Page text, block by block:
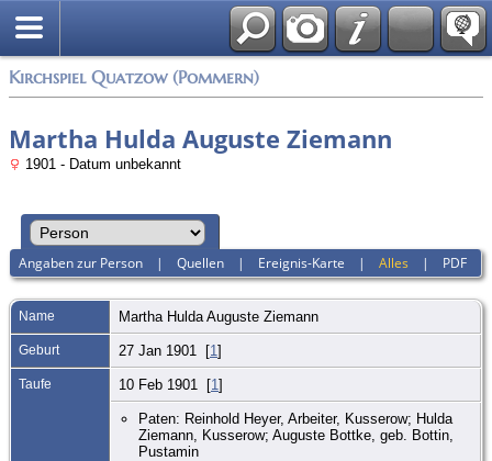
Kirchspiel Quatzow (Pommern)
Martha Hulda Auguste Ziemann
1901 - Datum unbekannt
Angaben zur Person |Quellen | Ereignis-Karte |Alles | PDF
Name Martha Hulda Auguste Ziemann
Geburt 27 Jan 1901 [1]
Taufe 10 Feb 1901 [1]
Paten: Reinhold Heyer, Arbeiter, Kusserow; Hulda
Ziemann, Kusserow; Auguste Bottke, geb. Bottin,
Pustamin